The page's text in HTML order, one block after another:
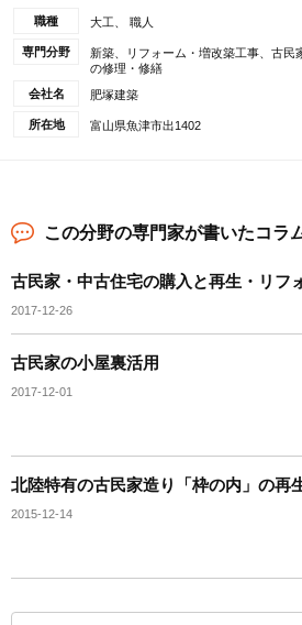
職種 大工、 職人
専門分野
新築、リフォーム・増改築工事、古民
の修理・修繕
会社名
肥塚建築
所在地 富山県魚津市出1402
この分野の専門家が書いたコラ
古民家・中古住宅の購入と再生・リフ
2017-12-26
古民家の小屋裏活用
2017-12-01
北陸特有の古民家造り「枠の内」の再
2015-12-14